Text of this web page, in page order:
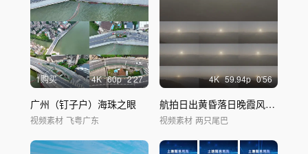
1购买 4K 60p 2'27
广州（钉子户）海珠之眼
视频素材 飞粤广东
4K 59.94p 0'56
航拍日出黄昏落日晚霞风景
视频素材 两只尾巴